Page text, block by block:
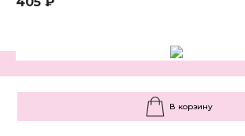
В корзину